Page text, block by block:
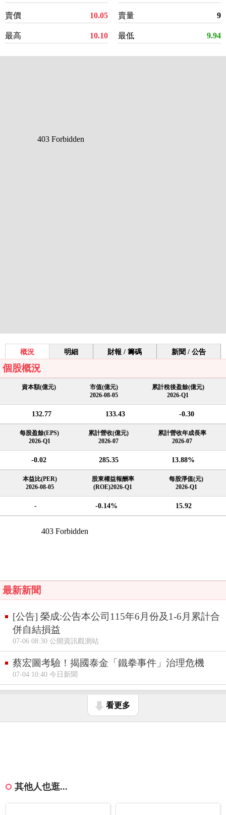
賣價 10.05
最高 10.10
賣量 9
最低 9.94
概況 明細 財報 / 籌碼 新聞 / 公告
個股概況
資本額(億元)
市值(億元)
2026-08-05
累計稅後盈餘(億元)
2026-Q1
132.77 133.43 -0.30
每股盈餘(EPS)
2026-Q1
累計營收(億元)
2026-07
累計營收年成長率
2026-07
-0.02 285.35 13.88%
本益比(PER)
2026-08-05
股東權益報酬率
(ROE)2026-Q1
每股淨值(元)
2026-Q1
- -0.14% 15.92
最新新聞
[公告] 榮成:公告本公司115年6月份及1-6月累計合
併自結損益
07-06 08:30 公開資訊觀測站
蔡宏圖考驗！揭國泰金「鐵拳事件」治理危機
07-04 10:40 今日新聞
看更多
其他人也逛...